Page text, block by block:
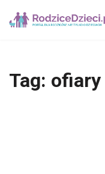
Tag: ofiary